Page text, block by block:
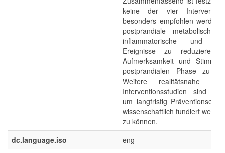
keine der vier
besonders empfohlen werden
postprandiale metabolische,
inflammatorische und
Ereignisse zu reduzieren
Aufmerksamkeit und
postprandialen Phase zu
Weitere realitätsnahe
Interventionsstudien sind
um langfristig
wissenschaftlich fundiert
zu können.
dc.language.iso
eng